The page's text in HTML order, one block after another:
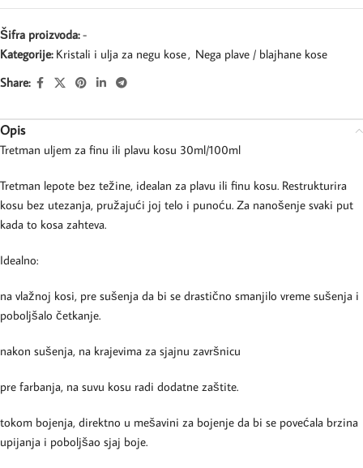
Šifra proizvoda:-
Kategorije: Kristali i ulja za negu kose, Nega plave / blajhane kose
Share:
Opis
Tretman uljem za finu ili plavu kosu 30ml/100ml
Tretman lepote bez težine, idealan za plavu ili finu kosu. Restrukturira
kosu bez utezanja, pružajući joj telo i punoću. Za nanošenje svaki put
kada to kosa zahteva.
Idealno:
na vlažnoj kosi, pre sušenja da bi se drastično smanjilo vreme sušenja i
poboljšalo četkanje.
nakon sušenja, na krajevima za sjajnu završnicu
pre farbanja, na suvu kosu radi dodatne zaštite.
tokom bojenja, direktno u mešavini za bojenje da bi se povećala brzina
upijanja i poboljšao sjaj boje.